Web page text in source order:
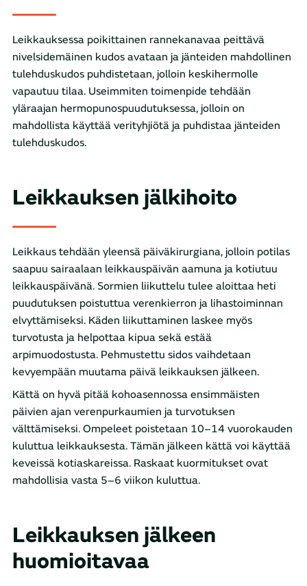
Leikkauksessa poikittainen rannekanavaa peittävä
nivelsidemäinen kudos avataan ja jänteiden mahdollinen
tulehduskudos puhdistetaan, jolloin keskihermolle
vapautuu tilaa. Useimmiten toimenpide tehdään
yläraajan hermopunospuudutuksessa, jolloin on
mahdollista käyttää verityhjiötä ja puhdistaa jänteiden
tulehduskudos.
Leikkauksen jälkihoito
Leikkaus tehdään yleensä päiväkirurgiana, jolloin potilas
saapuu sairaalaan leikkauspäivän aamuna ja kotiutuu
leikkauspäivänä. Sormien liikuttelu tulee aloittaa heti
puudutuksen poistuttua verenkierron ja lihastoiminnan
elvyttämiseksi. Käden liikuttaminen laskee myös
turvotusta ja helpottaa kipua sekä estää
arpimuodostusta. Pehmustettu sidos vaihdetaan
kevyempään muutama päivä leikkauksen jälkeen.
Kättä on hyvä pitää kohoasennossa ensimmäisten
päivien ajan verenpurkaumien ja turvotuksen
välttämiseksi. Ompeleet poistetaan 10–14 vuorokauden
kuluttua leikkauksesta. Tämän jälkeen kättä voi käyttää
keveissä kotiaskareissa. Raskaat kuormitukset ovat
mahdollisia vasta 5–6 viikon kuluttua.
Leikkauksen jälkeen
huomioitavaa